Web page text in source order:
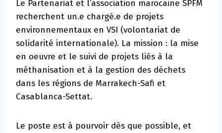
Le Partenariat et l’association marocaine SPFM
recherchent un.e chargé.e de projets
environnementaux en VSI (volontariat de
solidarité internationale). La mission : la mise
en oeuvre et le suivi de projets liés à la
méthanisation et à la gestion des déchets
dans les régions de Marrakech-Safi et
Casablanca-Settat.
Le poste est à pourvoir dès que possible, et